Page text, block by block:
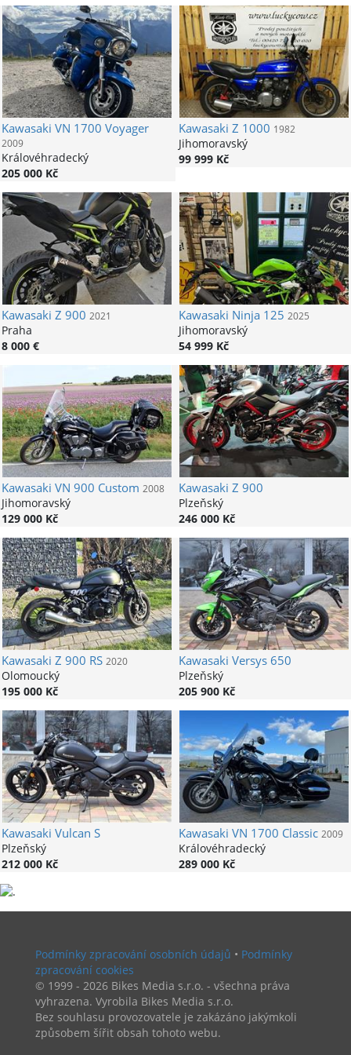
Kawasaki VN 1700 Voyager
2009
Královéhradecký
205 000 Kč
Kawasaki Z 1000 1982
Jihomoravský
99 999 Kč
Kawasaki Z 900 2021
Praha
8 000 €
Kawasaki Ninja 125 2025
Jihomoravský
54 999 Kč
Kawasaki VN 900 Custom 2008
Jihomoravský
129 000 Kč
Kawasaki Z 900
Plzeňský
246 000 Kč
Kawasaki Z 900 RS 2020
Olomoucký
195 000 Kč
Kawasaki Versys 650
Plzeňský
205 900 Kč
Kawasaki Vulcan S
Plzeňský
212 000 Kč
Kawasaki VN 1700 Classic 2009
Královéhradecký
289 000 Kč
Podmínky zpracování osobních údajů • Podmínky
zpracování cookies
© 1999 - 2026 Bikes Media s.r.o. - všechna práva
vyhrazena. Vyrobila Bikes Media s.r.o.
Bez souhlasu provozovatele je zakázáno jakýmkoli
způsobem šířit obsah tohoto webu.